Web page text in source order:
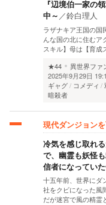
『辺境伯一家の
中～ ／鈴白理人
ラザナキア王国の国
んな国の北に住むア
スキル】母は【育
★44
異世界ファ
2025年9月29日
ギャグ
コメディ
暗殺者
現代ダンジョン
冷気を感じ取れ
で、幽霊も妖怪
信者になってい
十五年前、世界にダ
社をクビになった風
だが迷宮で風の精